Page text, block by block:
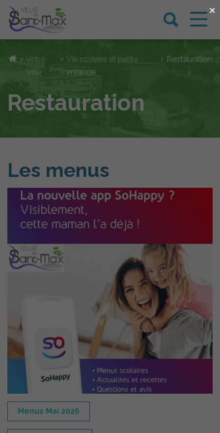
› Votre
Ville
› Vie scolaire et petite
enfance
› Restauration
Restauration
Les menus
Menus Mai 2026
×